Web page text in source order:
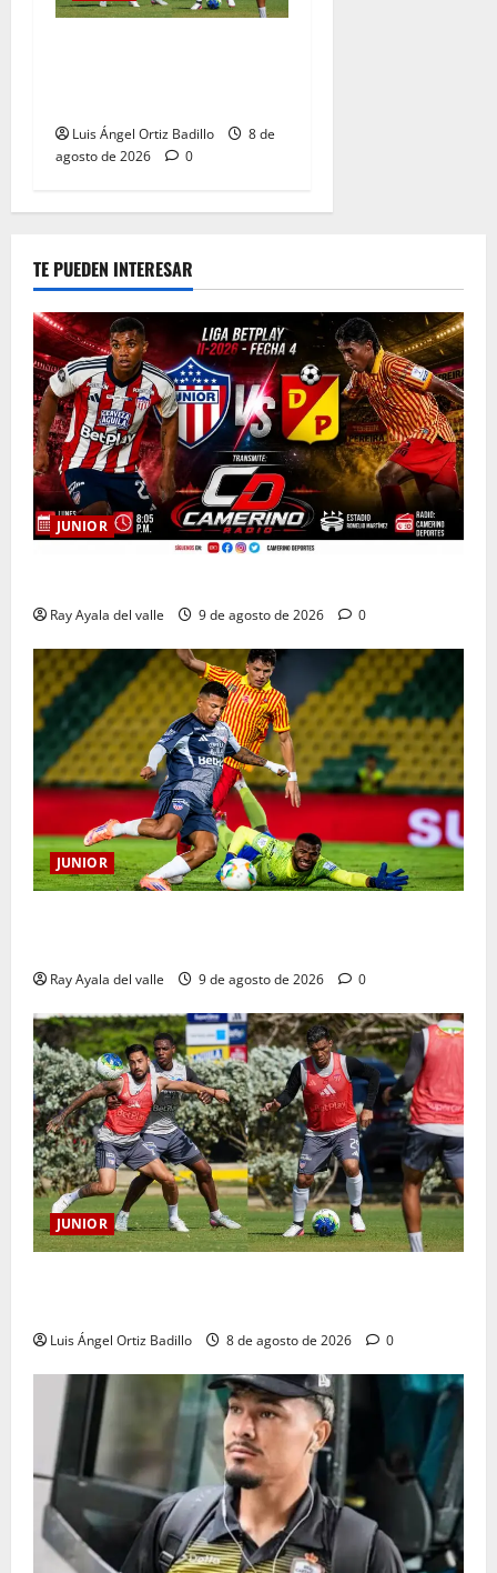
Luis Ángel Ortiz Badillo
8 de
agosto de 2026
0
TE PUEDEN INTERESAR
JUNIOR
Ray Ayala del valle 9 de agosto de 2026 0
JUNIOR
Ray Ayala del valle 9 de agosto de 2026 0
JUNIOR
Luis Ángel Ortiz Badillo 8 de agosto de 2026 0